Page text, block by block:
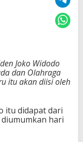
Joko Widodo
dan Olahraga
itu akan diisi oleh
itu didapat dari
hari